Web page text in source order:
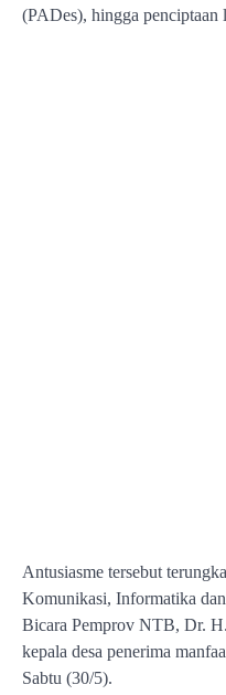
(PADes), hingga penciptaan
Antusiasme tersebut
Komunikasi, Informatika
Bicara Pemprov NTB, Dr.
kepala desa penerima
Sabtu (30/5).